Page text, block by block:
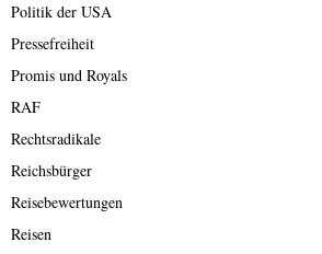
Politik der USA
Pressefreiheit
Promis und Royals
RAF
Rechtsradikale
Reichsbürger
Reisebewertungen
Reisen